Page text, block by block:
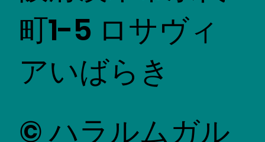
© ハラルムガル
町1-5 ロサヴィ
アいばらき